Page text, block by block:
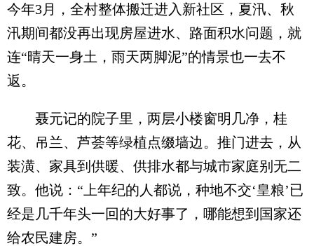
今年3月，全村整体搬迁进入新社区，夏汛、秋
汛期间都没再出现房屋进水、路面积水问题，就
连“晴天一身土，雨天两脚泥”的情景也一去不
返。
聂元记的院子里，两层小楼窗明几净，桂
花、吊兰、芦荟等绿植点缀墙边。推门进去，从
装潢、家具到供暖、供排水都与城市家庭别无二
致。他说：“上年纪的人都说，种地不交‘皇粮’已
经是几千年头一回的大好事了，哪能想到国家还
给农民建房。”